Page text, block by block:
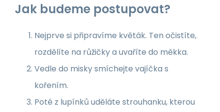
Jak budeme postupovat?
Nejprve si připravíme květák. Ten očistíte,
rozdělíte na růžičky a uvaříte do měkka.
Vedle do misky smíchejte vajíčka s
kořením.
Poté z lupínků uděláte strouhanku, kterou